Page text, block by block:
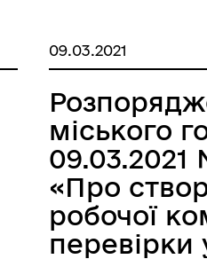
09.03.2021
міського
«Про
робочої
перевірки